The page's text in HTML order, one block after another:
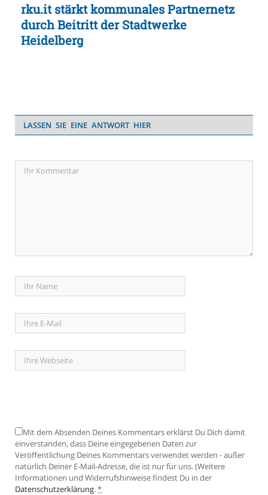
rku.it stärkt kommunales Partnernetz
durch Beitritt der Stadtwerke
Heidelberg
LASSEN SIE EINE ANTWORT HIER
Mit dem Absenden Deines Kommentars erklärst Du Dich damit
einverstanden, dass Deine eingegebenen Daten zur
Veröffentlichung Deines Kommentars verwendet werden - außer
natürlich Deiner E-Mail-Adresse, die ist nur für uns. (Weitere
Informationen und Widerrufshinweise findest Du in der
Datenschutzerklärung.*